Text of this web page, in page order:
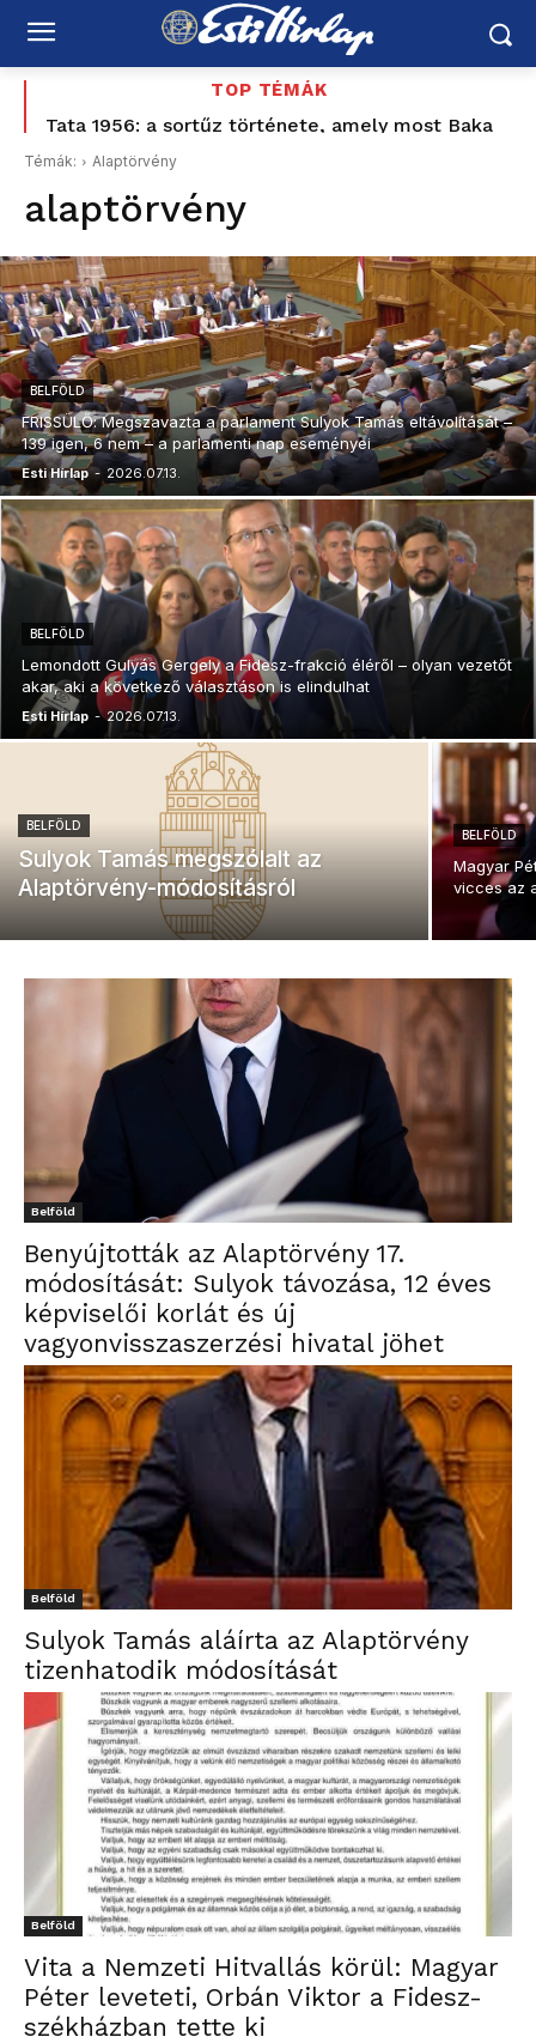
TOP TÉMÁK
Tata 1956: a sortűz története, amely most Baka
Andrásig ért – korabeli MTV Híradó-felvétellel –
Schiffer elővette a Korbely-ügyet, a Mi Hazánk és
Nagyon közel a hormuzi alku – de Irán már nem
akar visszatérni a régi rendszerhez
Témák: Alaptörvény
alaptörvény
BELFÖLD
FRISSÜLŐ: Megszavazta a parlament Sulyok Tamás eltávolítását –
139 igen, 6 nem – a parlamenti nap eseményei
Esti Hírlap - 2026.07.13.
BELFÖLD
Lemondott Gulyás Gergely a Fidesz-frakció éléről – olyan vezetőt
akar, aki a következő választáson is elindulhat
Esti Hírlap - 2026.07.13.
BELFÖLD
Sulyok Tamás megszólalt az
Alaptörvény-módosításról
BELFÖLD
Magyar
vicces az
Belföld
Benyújtották az Alaptörvény 17.
módosítását: Sulyok távozása, 12 éves
képviselői korlát és új
vagyonvisszaszerzési hivatal jöhet
Belföld
Sulyok Tamás aláírta az Alaptörvény
tizenhatodik módosítását
Belföld
Vita a Nemzeti Hitvallás körül: Magyar
Péter leveteti, Orbán Viktor a Fidesz-
székházban tette ki